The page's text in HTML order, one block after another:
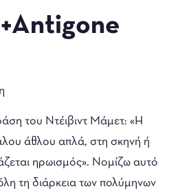
του Ντέιβιντ Μάμετ: «Η
άθλου απλά, στη σκηνή ή
ηρωισμός». Νομίζω αυτό
τη διάρκεια των πολύμηνων